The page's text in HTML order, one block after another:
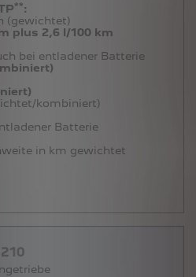
**:
(gewichtet)
plus 2,6 l/100 km
bei entladener Batterie
kombiniert)
Batterie
in km gewichtet